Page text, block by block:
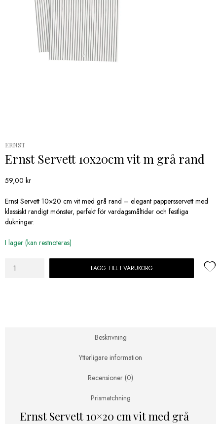
ERNST
Ernst Servett 10x20cm vit m grå rand
59,00 kr
Ernst Servett 10×20 cm vit med grå rand – elegant pappersservett med
klassiskt randigt mönster, perfekt för vardagsmåltider och festliga
dukningar.
I lager (kan restnoteras)
Ernst
LÄGG TILL I VARUKORG
Beskrivning
Ytterligare information
Recensioner (0)
Prismatchning
Ernst Servett 10×20 cm vit med grå